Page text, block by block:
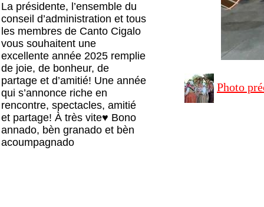
La présidente, l’ensemble du
conseil d’administration et tous
les membres de Canto Cigalo
vous souhaitent une
excellente année 2025 remplie
de joie, de bonheur, de
partage et d’amitié! Une année
qui s’annonce riche en
rencontre, spectacles, amitié
et partage! À très vite♥️ Bono
annado, bèn granado et bèn
acoumpagnado
Photo